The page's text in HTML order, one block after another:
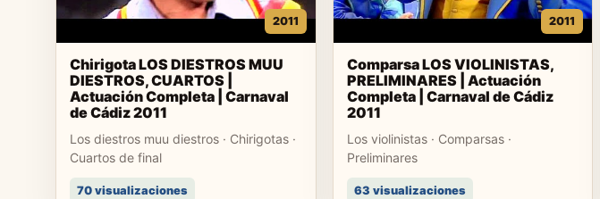
2011
Chirigota LOS DIESTROS MUU
DIESTROS, CUARTOS |
Actuación Completa | Carnaval
de Cádiz 2011
Los diestros muu diestros · Chirigotas ·
Cuartos de final
70 visualizaciones
2011
Comparsa LOS VIOLINISTAS,
PRELIMINARES | Actuación
Completa | Carnaval de Cádiz
2011
Los violinistas · Comparsas ·
Preliminares
63 visualizaciones